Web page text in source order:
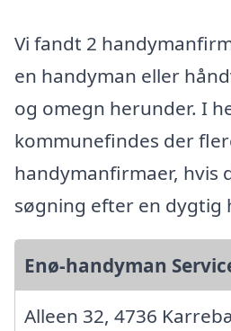
Vi fandt 2
en handyman eller
og omegn herunder. I
kommunefindes der
handymanfirmaer, hvis
søgning efter en dygtig
Enø-handyman
Alleen 32, 4736